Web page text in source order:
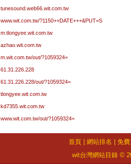
tunesound.web66.wit.com.tw
www.wit.com.tw/?1150++DATE+++&PUT=S
m.tlongyee.wit.com.tw
azhao.wit.com.tw
m.wit.com.tw/out/?1059324=
61.31.226.228
61.31.226.228/out/?1059324=
tlongyee.wit.com.tw
kd7355.wit.com.tw
www.wit.com.tw/out/?1059324=
首頁| 網站排名
免
wit台灣網站目錄 ©